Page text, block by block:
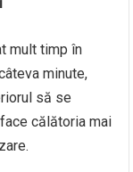
mult timp în
minute,
să se
călătoria mai